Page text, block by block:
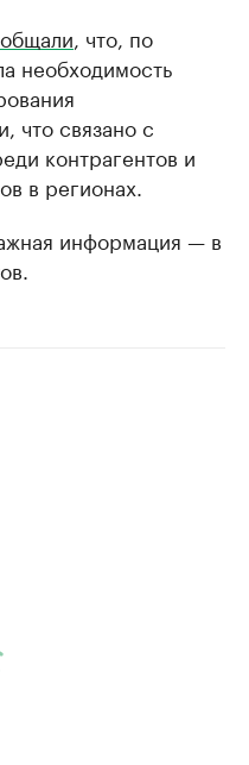
, что, по
необходимость
что связано с
контрагентов и
в регионах.
информация — в